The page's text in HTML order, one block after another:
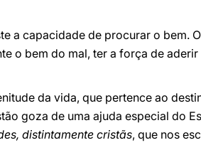
a capacidade de procurar o bem.
o bem do mal, ter a força de
da vida, que pertence ao
goza de uma ajuda especial do
distintamente cristãs, que nos